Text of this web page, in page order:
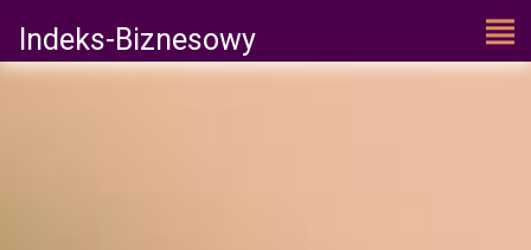
Indeks-Biznesowy